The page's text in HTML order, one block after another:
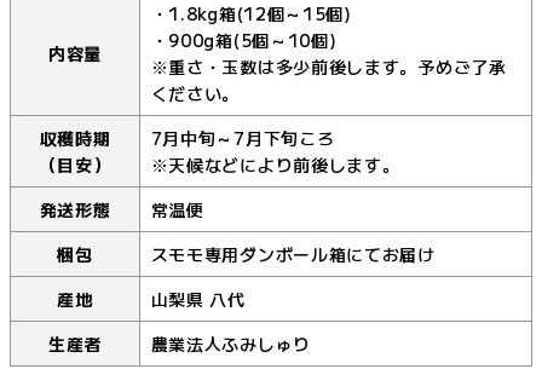
内容量
・1.8kg箱(12個～15個)
・900g箱(5個～10個)
※重さ・玉数は多少前後します。予めご了承
ください。
収穫時期
（目安）
7月中旬～7月下旬ころ
※天候などにより前後します。
発送形態
常温便
梱包
スモモ専用ダンボール箱にてお届け
産地
山梨県 八代
生産者
農業法人ふみしゅり